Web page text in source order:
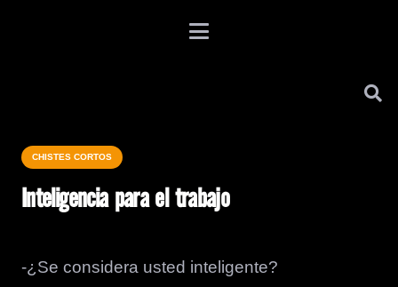
CHISTES CORTOS
Inteligencia para el trabajo
-¿Se considera usted inteligente?